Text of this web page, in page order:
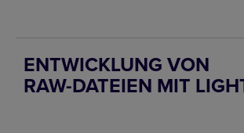
ENTWICKLUNG VON
RAW-DATEIEN MIT